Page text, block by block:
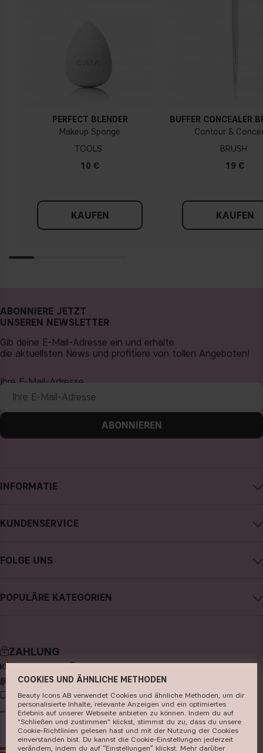
PERFECT BLENDER
Makeup Sponge
TOOLS
10 €
KAUFEN
BUFFER CONCEALER
Contour &
BRUSH
19 €
KAUFEN
INFORMATIE
Datenschutzerklärung
Store
KUNDENSERVICE
FOLGE UNS
Pinterest
POPULÄRE KATEGORIEN
make-up
hautpflege
haarpflege
parfüm
pinsel & zubehör
ABONNIERE JETZT
UNSEREN NEWSLETTER
Gib deine E-Mail-Adresse ein und erhalte
die aktuellsten News und profitiere von tollen Angeboten!
Ihre E-Mail-Adresse
ABONNIEREN
ZAHLUNG
LIEFERUNG
AT EUR
COOKIES UND ÄHNLICHE METHODEN
Beauty Icons AB verwendet Cookies und ähnliche Methoden, um dir
personalisierte Inhalte, relevante Anzeigen und ein optimiertes
Erlebnis auf unserer Webseite anbieten zu können. Indem du auf
"Schließen und zustimmen" klickst, stimmst du zu, dass du unsere
Cookie-Richtlinien gelesen hast und mit der Nutzung der Cookies
einverstanden bist. Du kannst die Cookie-Einstellungen jederzeit
verändern, indem du auf “Einstellungen” klickst. Mehr darüber